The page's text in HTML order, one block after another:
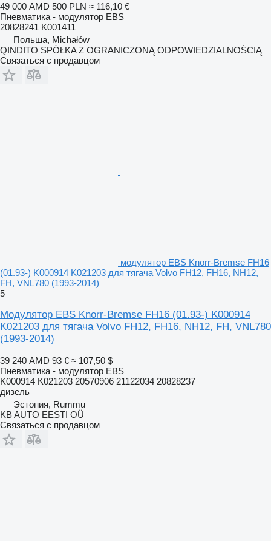
49 000 AMD 500 PLN ≈ 116,10 €
Пневматика - модулятор EBS
20828241 K001411
Польша, Michałów
QINDITO SPÓŁKA Z OGRANICZONĄ ODPOWIEDZIALNOŚCIĄ
Связаться с продавцом
модулятор EBS Knorr-Bremse FH16
(01.93-) K000914 K021203 для тягача Volvo FH12, FH16, NH12,
FH, VNL780 (1993-2014)
5
Модулятор EBS Knorr-Bremse FH16 (01.93-) K000914
K021203 для тягача Volvo FH12, FH16, NH12, FH, VNL780
(1993-2014)
39 240 AMD 93 € ≈ 107,50 $
Пневматика - модулятор EBS
K000914 K021203 20570906 21122034 20828237
дизель
Эстония, Rummu
KB AUTO EESTI OÜ
Связаться с продавцом